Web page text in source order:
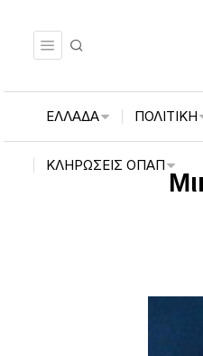
ΕΛΛΑΔΑ ΠΟΛΙΤΙΚΗ
ΚΛΗΡΏΣΕΙΣ ΟΠΑΠ